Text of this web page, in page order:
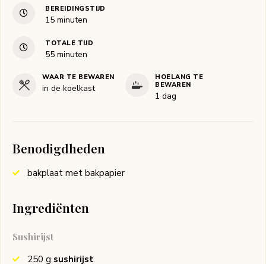
BEREIDINGSTIJD
15minuten
minuten
TOTALE TIJD
55minuten
minuten
WAAR TE BEWAREN
in de koelkast
HOELANG TE
BEWAREN
1 dag
Benodigdheden
bakplaat met bakpapier
Ingrediënten
Sushirijst
250 g sushirijst